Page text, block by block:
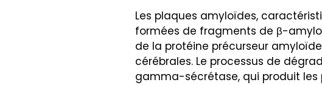
Les plaques amyloïdes,
formées de fragments de β-
de la protéine précurseur
cérébrales. Le processus de
gamma-sécrétase, qui produit les